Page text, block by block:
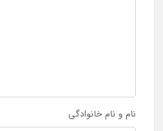
نام و نام خانوادگی